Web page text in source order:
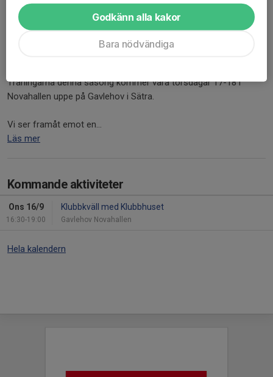
15 sep 2025
Nu är det äntligen dags att börja säsongen igen !
Träningarna denna säsong kommer vara torsdagar 17-18 i
Novahallen uppe på Gavlehov i Sätra.
Vi ser framåt emot en...
Läs mer
Kommande aktiviteter
Ons 16/9
16:30-19:00
Klubbkväll med Klubbhuset
Gavlehov Novahallen
Hela kalendern
Godkänn alla kakor
Bara nödvändiga